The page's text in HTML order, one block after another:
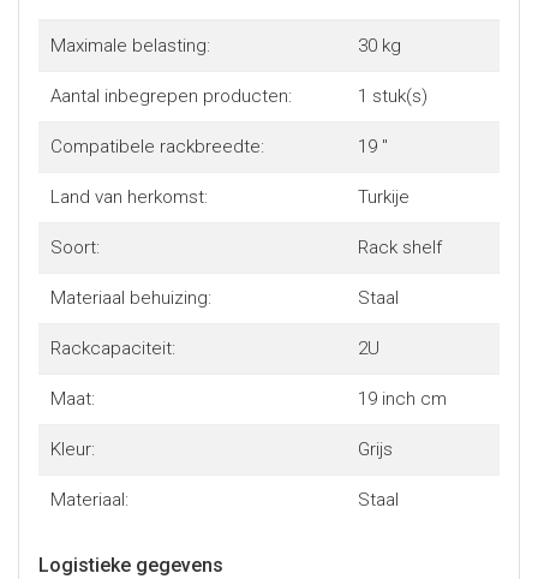
Maximale belasting: 30 kg
Aantal inbegrepen producten: 1 stuk(s)
Compatibele rackbreedte: 19 "
Land van herkomst: Turkije
Soort: Rack shelf
Materiaal behuizing: Staal
Rackcapaciteit: 2U
Maat: 19 inch cm
Kleur: Grijs
Materiaal: Staal
Logistieke gegevens